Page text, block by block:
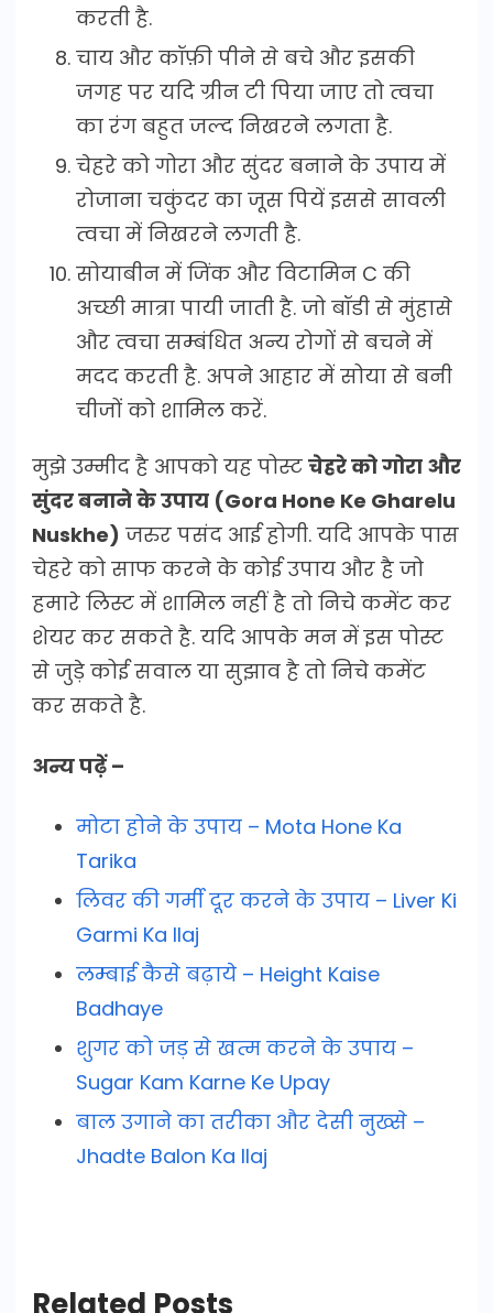
करती है.
चाय और कॉफ़ी पीने से बचे और इसकी
जगह पर यदि ग्रीन टी पिया जाए तो त्वचा
का रंग बहुत जल्द निखरने लगता है.
चेहरे को गोरा और सुंदर बनाने के उपाय में
रोजाना चकुंदर का जूस पियें इससे सावली
त्वचा में निखरने लगती है.
सोयाबीन में जिंक और विटामिन C की
अच्छी मात्रा पायी जाती है. जो बॉडी से मुंहासे
और त्वचा सम्बंधित अन्य रोगों से बचने में
मदद करती है. अपने आहार में सोया से बनी
चीजों को शामिल करें.
मुझे उम्मीद है आपको यह पोस्ट चेहरे को गोरा और
सुंदर बनाने के उपाय (Gora Hone Ke Gharelu
Nuskhe) जरुर पसंद आई होगी. यदि आपके पास
चेहरे को साफ करने के कोई उपाय और है जो
हमारे लिस्ट में शामिल नहीं है तो निचे कमेंट कर
शेयर कर सकते है. यदि आपके मन में इस पोस्ट
से जुड़े कोई सवाल या सुझाव है तो निचे कमेंट
कर सकते है.
अन्य पढ़ें –
मोटा होने के उपाय – Mota Hone Ka
Tarika
लिवर की गर्मी दूर करने के उपाय – Liver Ki
Garmi Ka Ilaj
लम्बाई कैसे बढ़ाये – Height Kaise
Badhaye
शुगर को जड़ से खत्म करने के उपाय –
Sugar Kam Karne Ke Upay
बाल उगाने का तरीका और देसी नुख्से –
Jhadte Balon Ka Ilaj
Related Posts